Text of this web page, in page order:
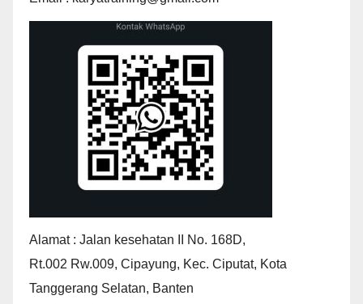
Alamat : Jalan kesehatan II No. 168D,
Rt.002 Rw.009, Cipayung, Kec. Ciputat, Kota
Tanggerang Selatan, Banten